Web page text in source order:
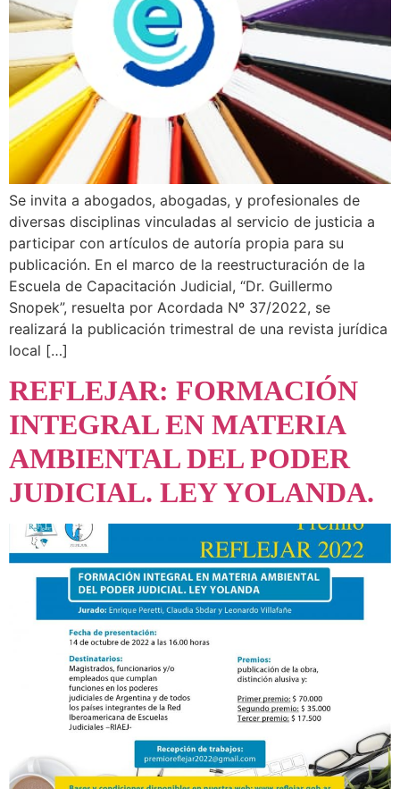
Se invita a abogados, abogadas, y profesionales de
diversas disciplinas vinculadas al servicio de justicia a
participar con artículos de autoría propia para su
publicación. En el marco de la reestructuración de la
Escuela de Capacitación Judicial, “Dr. Guillermo
Snopek”, resuelta por Acordada Nº 37/2022, se
realizará la publicación trimestral de una revista jurídica
local […]
REFLEJAR: FORMACIÓN
INTEGRAL EN MATERIA
AMBIENTAL DEL PODER
JUDICIAL. LEY YOLANDA.